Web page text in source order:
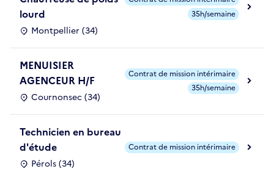
lourd
Montpellier (34)
35h/semaine
MENUISIER
AGENCEUR H/F
Cournonsec (34)
Contrat de mission intérimaire
35h/semaine
Technicien en bureau
d'étude
Pérols (34)
Contrat de mission intérimaire